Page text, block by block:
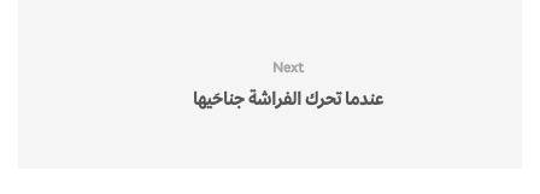
Next
عندما تحرك الفراشة جناحَيها